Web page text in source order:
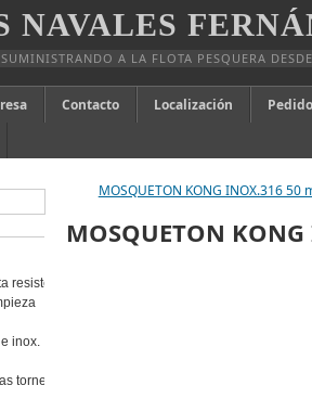
NAVALES
SUMINISTRANDO A LA FLOTA PESQUERA
Contacto Localización
MOSQUETON KONG INOX.316 50
MOSQUETON
resistencia
inox.
torneadas